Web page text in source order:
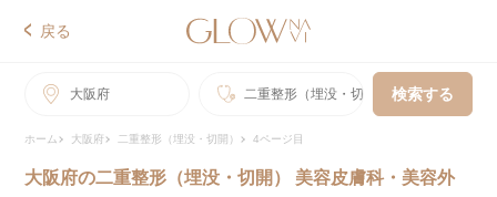
戻る
大阪府 二重整形（埋没・切開） 検索する
ホーム 大阪府 二重整形（埋没・切開） 4ページ目
大阪府の二重整形（埋没・切開） 美容皮膚科・美容外